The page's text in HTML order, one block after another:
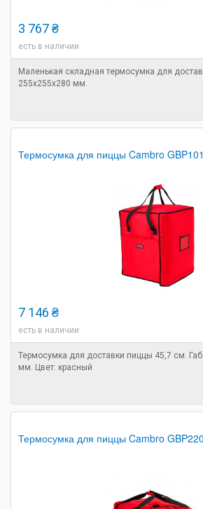
3 767 ₴
есть в наличии
Маленькая складная термосумка для
255х255х280 мм.
Термосумка для пиццы Cambro
7 146 ₴
есть в наличии
Термосумка для доставки пиццы 45,7 см.
мм. Цвет: красный
Термосумка для пиццы Cambro